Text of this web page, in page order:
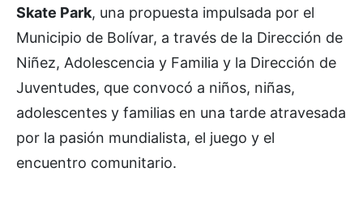
Skate Park, una propuesta impulsada por el
Municipio de Bolívar, a través de la Dirección de
Niñez, Adolescencia y Familia y la Dirección de
Juventudes, que convocó a niños, niñas,
adolescentes y familias en una tarde atravesada
por la pasión mundialista, el juego y el
encuentro comunitario.